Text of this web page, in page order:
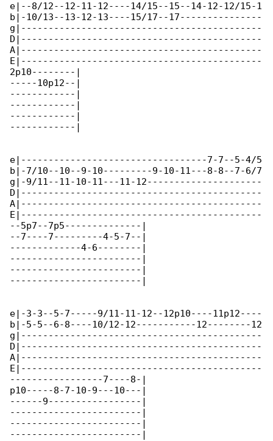
e|--8/12--12-11-12----14/15--15--14-12-12/15-1
b|-10/13--13-12-13----15/17--17---------------
g|--------------------------------------------
D|--------------------------------------------
A|--------------------------------------------
E|--------------------------------------------
2p10--------|
-----10p12--|
------------|
------------|
------------|
------------|
e|----------------------------------7-7--5-4/5
b|-7/10--10--9-10---------9-10-11---8-8--7-6/7
g|-9/11--11-10-11---11-12---------------------
D|--------------------------------------------
A|--------------------------------------------
E|--------------------------------------------
--5p7--7p5--------------|
--7----7---------4-5-7--|
-------------4-6--------|
------------------------|
------------------------|
------------------------|
e|-3-3--5-7-----9/11-11-12--12p10----11p12----
b|-5-5--6-8----10/12-12-----------12--------12
g|--------------------------------------------
D|--------------------------------------------
A|--------------------------------------------
E|--------------------------------------------
-----------------7----8-|
p10-----8-7-10-9---10---|
------9-----------------|
------------------------|
------------------------|
------------------------|